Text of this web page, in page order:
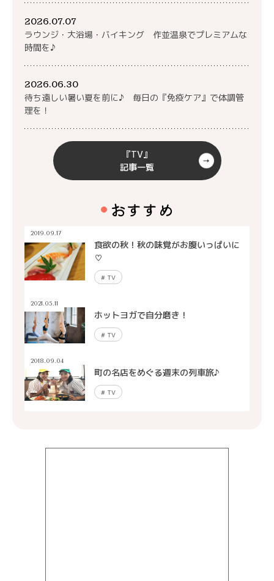
2026.07.07
ラウンジ・大浴場・バイキング 作並温泉でプレミアムな
時間を♪
2026.06.30
待ち遠しい暑い夏を前に♪ 毎日の『免疫ケア』で体調管
理を！
『TV』
記事一覧
おすすめ
2019.09.17
食欲の秋！秋の味覚がお腹いっぱいに
♡
#TV
2021.05.11
ホットヨガで自分磨き！
#TV
2018.09.04
町の名店をめぐる週末の列車旅♪
#TV